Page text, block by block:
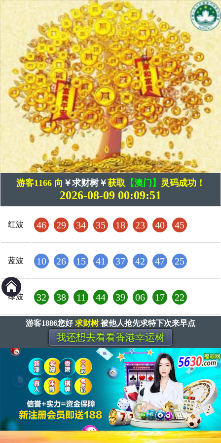
游客1166 向 ￥求财树￥获取 【澳门】 灵码成功！
2026-08-09 00:09:51
红波 46 29 34 35 18 23 40 45
蓝波 10 26 15 41 37 42 47 25
绿波 32 38 11 44 39 06 17 22
游客1886您好求财树 被他人抢先求特下次来早点